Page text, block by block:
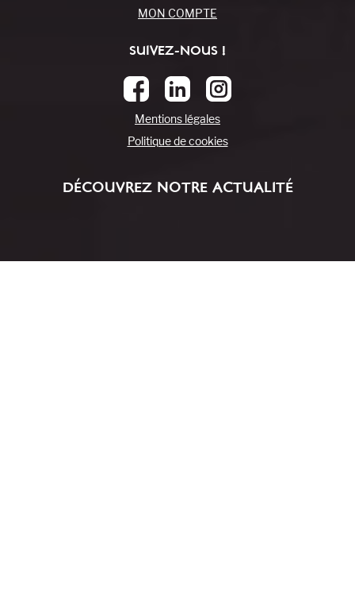
MON COMPTE
SUIVEZ-NOUS !
Mentions légales
Politique de cookies
DÉCOUVREZ NOTRE ACTUALITÉ